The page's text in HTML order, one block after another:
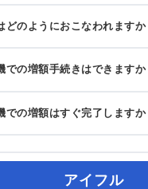
どのようにおこなわれますか
での増額手続きはできますか
での増額はすぐ完了しますか
アイフル